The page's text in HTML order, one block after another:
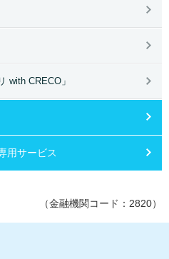
with CRECO」
用サービス
（金融機関コード：2820）